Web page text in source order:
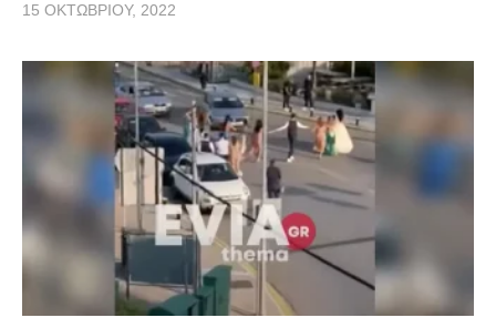
15 ΟΚΤΩΒΡΊΟΥ, 2022